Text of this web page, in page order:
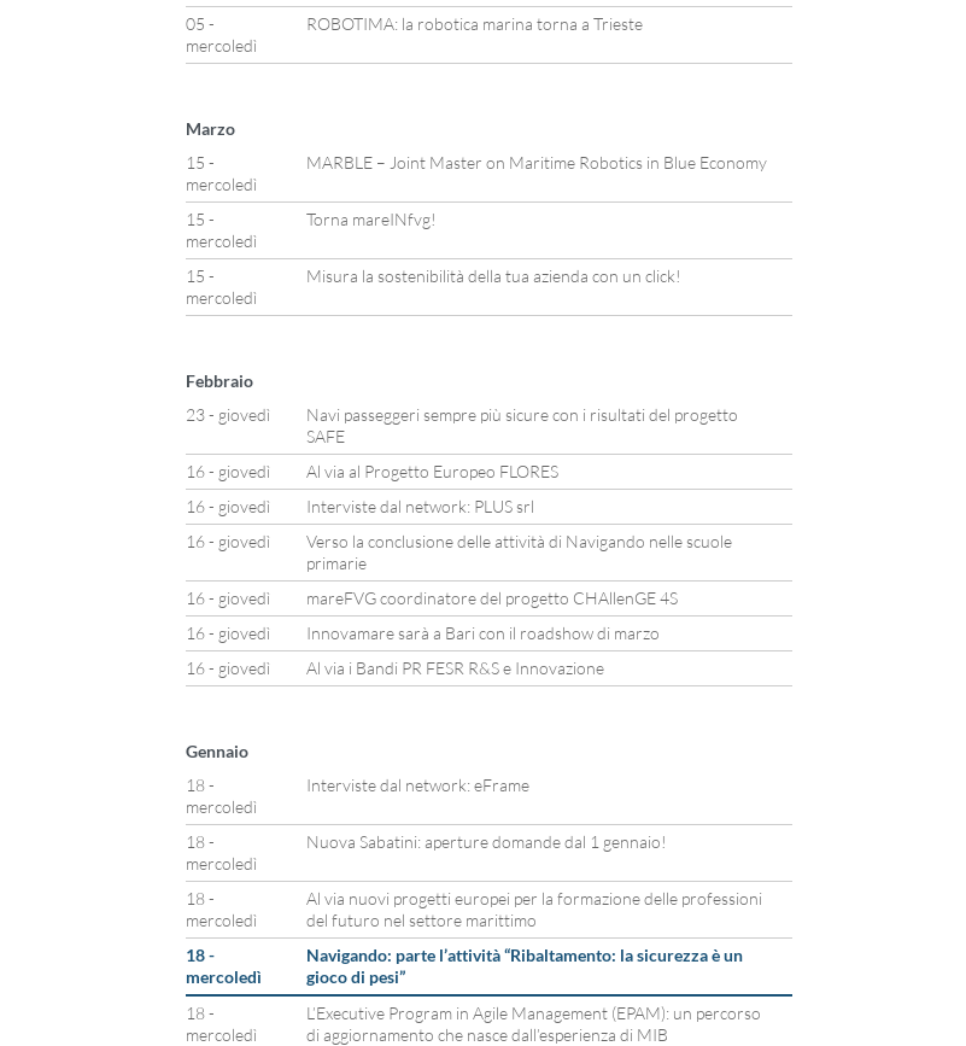
05 -
mercoledì
ROBOTIMA: la robotica marina torna a Trieste
Marzo
15 -
mercoledì
MARBLE – Joint Master on Maritime Robotics in Blue Economy
15 -
mercoledì
Torna mareINfvg!
15 -
mercoledì
Misura la sostenibilità della tua azienda con un click!
Febbraio
23 - giovedì
Navi passeggeri sempre più sicure con i risultati del progetto
SAFE
16 - giovedì
Al via al Progetto Europeo FLORES
16 - giovedì
Interviste dal network: PLUS srl
16 - giovedì
Verso la conclusione delle attività di Navigando nelle scuole
primarie
16 - giovedì
mareFVG coordinatore del progetto CHAllenGE 4S
16 - giovedì
Innovamare sarà a Bari con il roadshow di marzo
16 - giovedì
Al via i Bandi PR FESR R&S e Innovazione
Gennaio
18 -
mercoledì
Interviste dal network: eFrame
18 -
mercoledì
Nuova Sabatini: aperture domande dal 1 gennaio!
18 -
mercoledì
Al via nuovi progetti europei per la formazione delle professioni
del futuro nel settore marittimo
18 -
mercoledì
Navigando: parte l’attività “Ribaltamento: la sicurezza è un
gioco di pesi”
18 -
mercoledì
L’Executive Program in Agile Management (EPAM): un percorso
di aggiornamento che nasce dall’esperienza di MIB